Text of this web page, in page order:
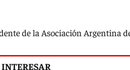
de la Asociación Argentina